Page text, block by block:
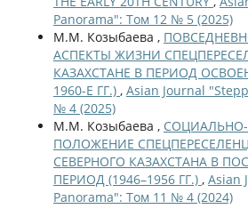
Panorama": Том 12 № 5 (2025)
М.М. Козыбаева ,
АСПЕКТЫ ЖИЗНИ
КАЗАХСТАНЕ В ПЕРИОД
1960-Е ГГ.) , Asian Journal
№ 4 (2025)
М.М. Козыбаева ,
ПОЛОЖЕНИЕ
СЕВЕРНОГО КАЗАХСТАНА В
ПЕРИОД (1946–1956 ГГ.) , Asian
Panorama": Том 11 № 4 (2024)